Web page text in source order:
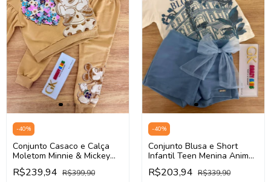
-40%
Conjunto Casaco e Calça
Moletom Minnie & Mickey
Infantil Menina Animé P6491
(Bege)
R$239,94 R$399,90
-40%
Conjunto Blusa e Short
Infantil Teen Menina Animé
N5746 (Off White/Azul)
R$203,94 R$339,90